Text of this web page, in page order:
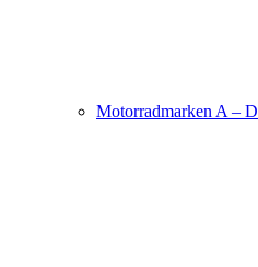
Motorradmarken A – D